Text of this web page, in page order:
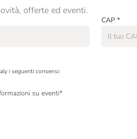
offerte ed eventi.
CAP *
i seguenti consensi:
su eventi*